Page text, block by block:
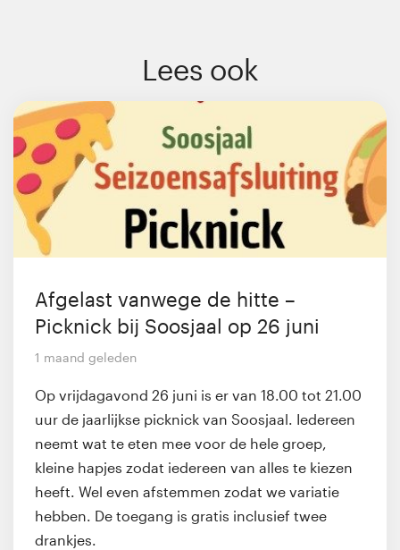
Lees ook
Afgelast vanwege de hitte –
Picknick bij Soosjaal op 26 juni
1 maand geleden
Op vrijdagavond 26 juni is er van 18.00 tot 21.00
uur de jaarlijkse picknick van Soosjaal. Iedereen
neemt wat te eten mee voor de hele groep,
kleine hapjes zodat iedereen van alles te kiezen
heeft. Wel even afstemmen zodat we variatie
hebben. De toegang is gratis inclusief twee
drankjes.